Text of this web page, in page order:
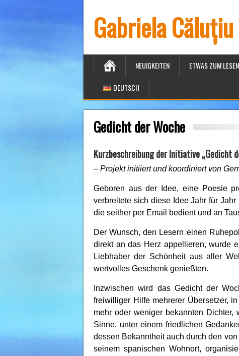
Gabriela
NEUIGKEITEN ETWAS ZUM LESEN
DEUTSCH
Gedicht der Woche
Kurzbeschreibung der Initiative „Gedicht
– Projekt initiiert und koordiniert von
Geboren aus der Idee, eine Poesie
verbreitete sich diese Idee Jahr für
die seither per Email bedient und an
Der Wunsch, den Lesern einen
direkt an das Herz appellieren, wurde
Liebhaber der Schönheit aus aller
wertvolles Geschenk genießten.
Inzwischen wird das Gedicht der
freiwilliger Hilfe mehrerer Übersetzer,
mehr oder weniger bekannten
Sinne, unter einem friedlichen
dessen Bekanntheit auch durch den
seinem spanischen Wohnort,